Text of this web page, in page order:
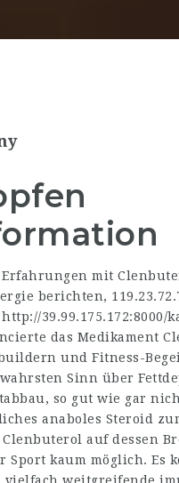
mit
berichten,
http://39.99.175.172:8000/
das Medikament
und Fitness-
Sinn über
so gut wie gar
anaboles Steroid
auf dessen
Sport kaum möglich.